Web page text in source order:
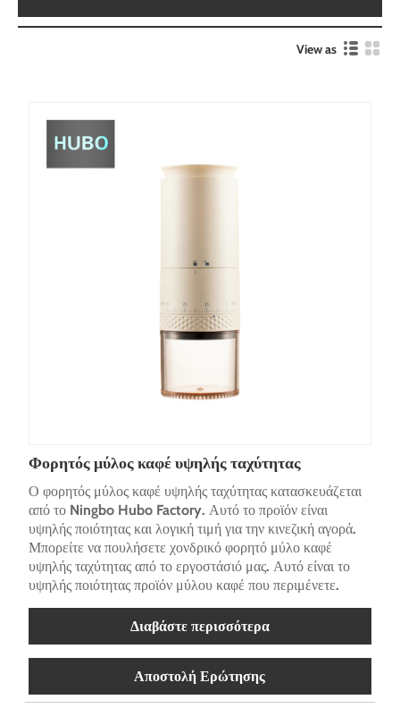
View as
Φορητός μύλος καφέ υψηλής ταχύτητας
Ο φορητός μύλος καφέ υψηλής ταχύτητας κατασκευάζεται
από το Ningbo Hubo Factory. Αυτό το προϊόν είναι
υψηλής ποιότητας και λογική τιμή για την κινεζική αγορά.
Μπορείτε να πουλήσετε χονδρικό φορητό μύλο καφέ
υψηλής ταχύτητας από το εργοστάσιό μας. Αυτό είναι το
υψηλής ποιότητας προϊόν μύλου καφέ που περιμένετε.
Διαβάστε περισσότερα
Αποστολή Ερώτησης